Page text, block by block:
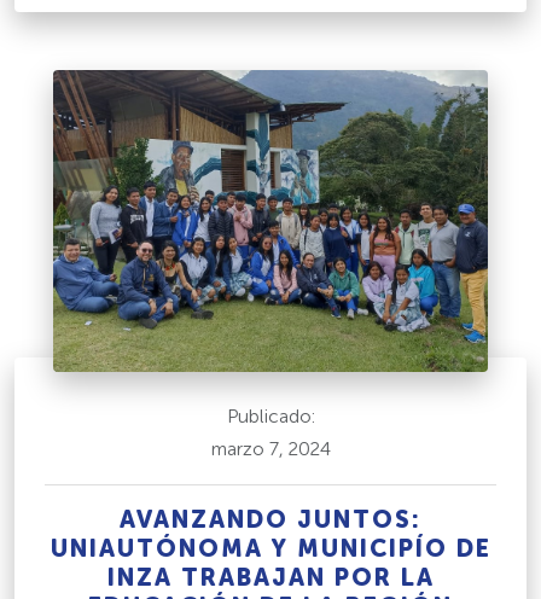
Publicado:
marzo 7, 2024
AVANZANDO JUNTOS:
UNIAUTÓNOMA Y MUNICIPÍO DE
INZA TRABAJAN POR LA